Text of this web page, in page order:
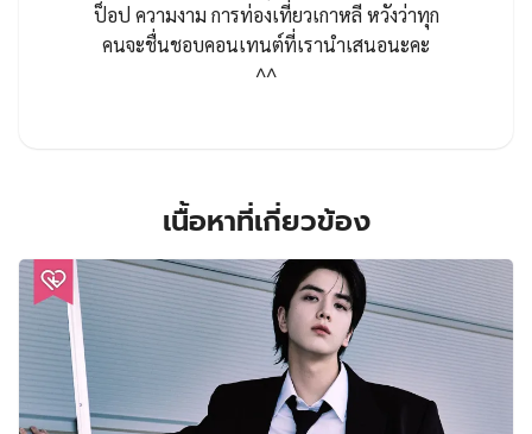
ป็อป ความงาม การท่องเที่ยวเกาหลี หวังว่าทุก
คนจะชื่นชอบคอนเทนต์ที่เรานำเสนอนะคะ
^^
เนื้อหาที่เกี่ยวข้อง